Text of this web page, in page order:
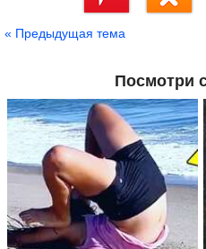
« Предыдущая тема
Посмотри